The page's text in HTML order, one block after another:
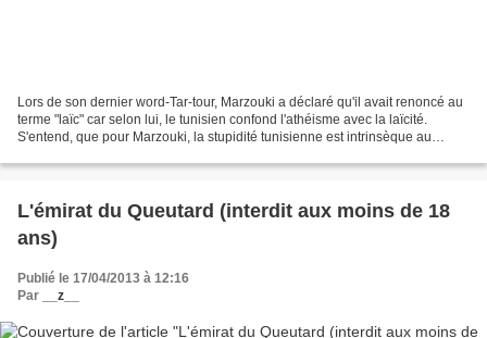
Lors de son dernier word-Tar-tour, Marzouki a déclaré qu'il avait renoncé au
terme "laïc" car selon lui, le tunisien confond l'athéisme avec la laïcité.
S'entend, que pour Marzouki, la stupidité tunisienne est intrinsèque au
L'émirat du Queutard (interdit aux moins de 18
ans)
Publié le 17/04/2013 à 12:16
Par
__z__